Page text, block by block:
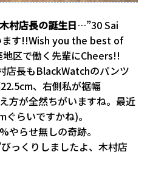
村店長の誕生日…”30 Sai
ます!!Wish you the best of
区で働く先輩にCheers!!
店長もBlackWatchのパンツ
、右側私が裾幅
方が全然ちがいますね。最近
らいですかね)。
やらせ無しの奇跡。
っくりしましたよ、木村店